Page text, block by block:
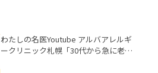
わたしの名医Youtube アルバアレルギ
ークリニック札幌「30代から急に老け